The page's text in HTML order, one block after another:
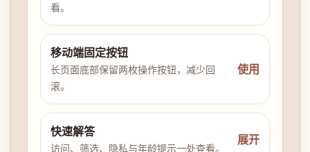
看。
移动端固定按钮
长页面底部保留两枚操作按钮，减少回
滚。
使用
快速解答
访问、筛选、隐私与年龄提示一处查看。
展开